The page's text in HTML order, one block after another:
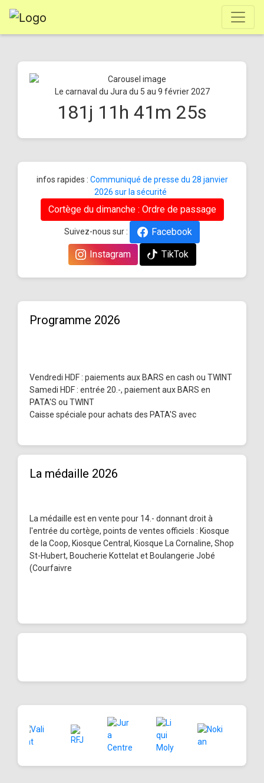
Le carnaval du Jura du 5 au 9 février 2027
181 j 11 h 41 m 25s
infos rapides : Communiqué de presse du 28 janvier
2026 sur la sécurité
Cortège du dimanche : Ordre de passage
Suivez-nous sur :
Facebook
Instagram
TikTok
Programme 2026
Vendredi HDF : paiements aux BARS en cash ou TWINT
Samedi HDF : entrée 20.-, paiement aux BARS en
PATA'S ou TWINT
Caisse spéciale pour achats des PATA'S avec
La médaille 2026
La médaille est en vente pour 14.- donnant droit à
l'entrée du cortège, points de ventes officiels : Kiosque
de la Coop, Kiosque Central, Kiosque La Cornaline, Shop
St-Hubert, Boucherie Kottelat et Boulangerie Jobé
(Courfaivre